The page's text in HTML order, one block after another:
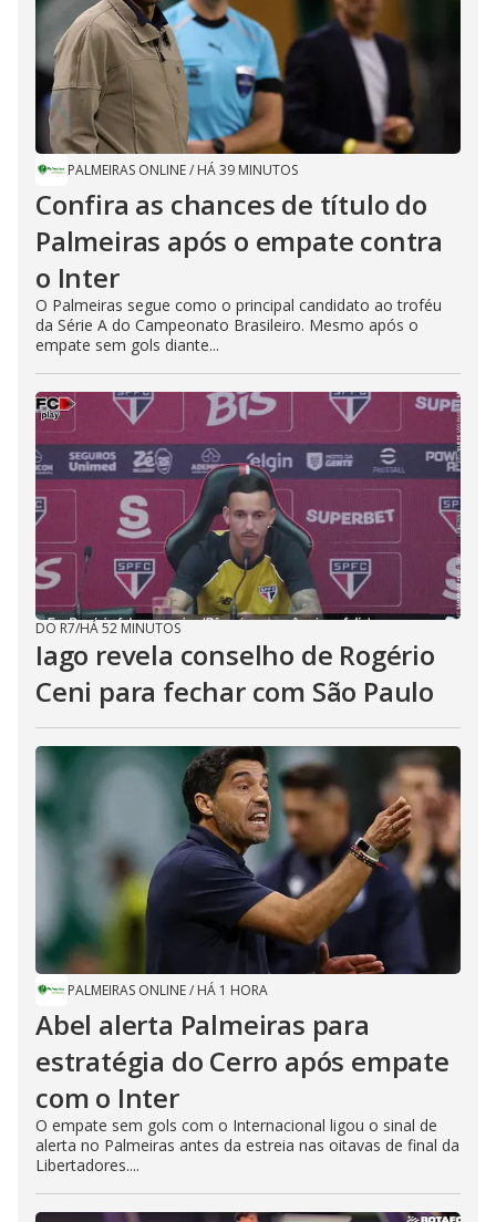
PALMEIRAS ONLINE/ HÁ 39 MINUTOS
Confira as chances de título do
Palmeiras após o empate contra
o Inter
O Palmeiras segue como o principal candidato ao troféu
da Série A do Campeonato Brasileiro. Mesmo após o
empate sem gols diante...
DO R7/HÁ 52 MINUTOS
Iago revela conselho de Rogério
Ceni para fechar com São Paulo
PALMEIRAS ONLINE/ HÁ 1 HORA
Abel alerta Palmeiras para
estratégia do Cerro após empate
com o Inter
O empate sem gols com o Internacional ligou o sinal de
alerta no Palmeiras antes da estreia nas oitavas de final da
Libertadores....